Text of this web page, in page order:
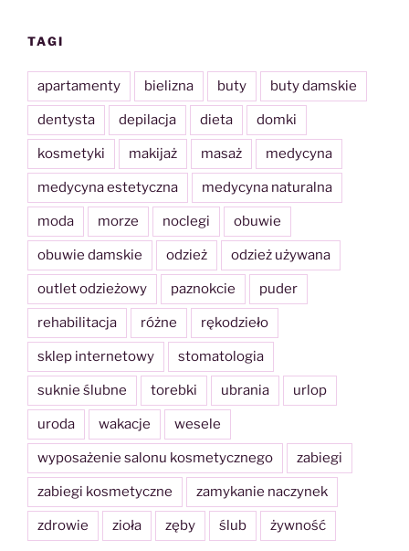
TAGI
apartamenty bielizna buty buty damskie
dentysta depilacja dieta domki
kosmetyki makijaż masaż medycyna
medycyna estetyczna medycyna naturalna
moda morze noclegi obuwie
obuwie damskie odzież odzież używana
outlet odzieżowy paznokcie puder
rehabilitacja różne rękodzieło
sklep internetowy stomatologia
suknie ślubne torebki ubrania urlop
uroda wakacje wesele
wyposażenie salonu kosmetycznego zabiegi
zabiegi kosmetyczne zamykanie naczynek
zdrowie zioła zęby ślub żywność